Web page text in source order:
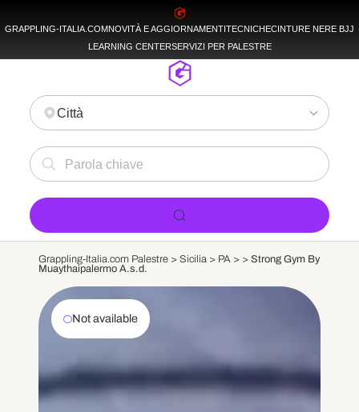
GRAPPLING-ITALIA.COMNOVITÀ E AGGIORNAMENTITECNICHECINTURE NERE BJJ
LEARNING CENTERSERVIZI PER PALESTRE
Città
Grappling-Italia.com Palestre > Sicilia > PA > > Strong Gym By
Muaythaipalermo A.s.d.
Not available